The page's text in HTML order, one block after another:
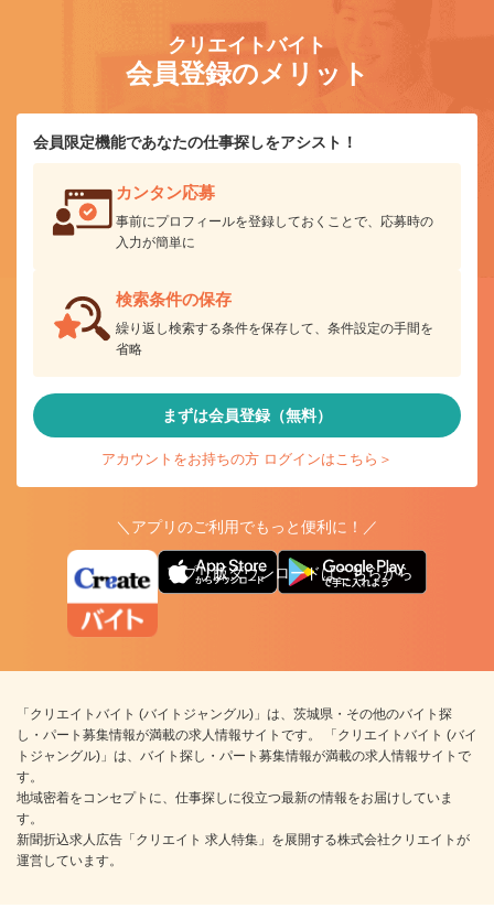
クリエイトバイト
会員登録のメリット
会員限定機能であなたの仕事探しをアシスト！
カンタン応募
事前にプロフィールを登録しておくことで、応募時の
入力が簡単に
検索条件の保存
繰り返し検索する条件を保存して、条件設定の手間を
省略
まずは会員登録（無料）
アカウントをお持ちの方 ログインはこちら＞
＼アプリのご利用でもっと便利に！／
アプリ版ダウンロードはこちらから
「クリエイトバイト (バイトジャングル)」は、茨城県・その他のバイト探
し・パート募集情報が満載の求人情報サイトです。 「クリエイトバイト (バイ
トジャングル)」は、バイト探し・パート募集情報が満載の求人情報サイトで
す。
地域密着をコンセプトに、仕事探しに役立つ最新の情報をお届けしていま
す。
新聞折込求人広告「クリエイト 求人特集」を展開する株式会社クリエイトが
運営しています。